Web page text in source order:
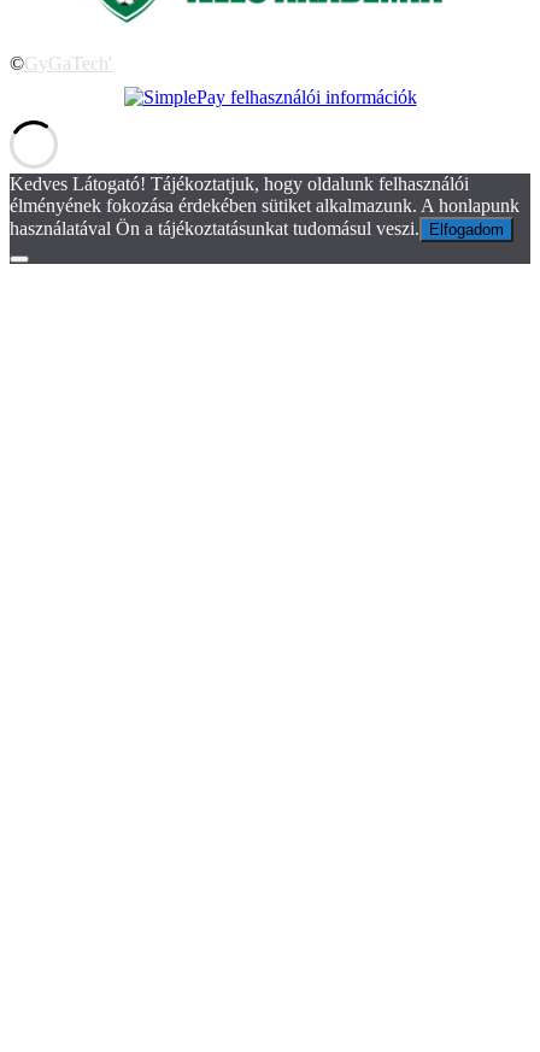
©GyGaTech'
Kedves Látogató! Tájékoztatjuk, hogy oldalunk felhasználói
élményének fokozása érdekében sütiket alkalmazunk. A honlapunk
használatával Ön a tájékoztatásunkat tudomásul veszi.
Elfogadom